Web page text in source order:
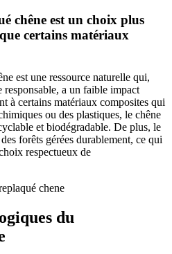
chêne est un choix plus
certains matériaux
est une ressource naturelle qui,
a un faible impact
à certains matériaux composites qui
ou des plastiques, le chêne
et biodégradable. De plus, le
forêts gérées durablement, ce qui
respectueux de
du